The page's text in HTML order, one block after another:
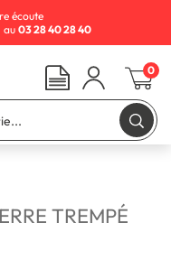
TREMPÉ
écoute
au 03 28 40 28 40
0